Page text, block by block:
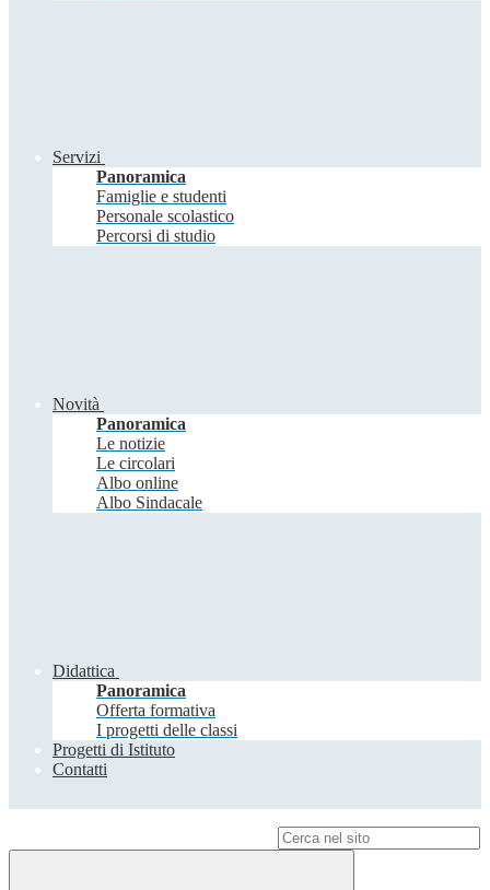
Servizi
Panoramica
Famiglie e studenti
Personale scolastico
Percorsi di studio
Novità
Panoramica
Le notizie
Le circolari
Albo online
Albo Sindacale
Didattica
Panoramica
Offerta formativa
I progetti delle classi
Progetti di Istituto
Contatti